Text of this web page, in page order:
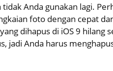
Anda gunakan lagi.
foto dengan cepat
dihapus di iOS 9 hilang
jadi Anda harus